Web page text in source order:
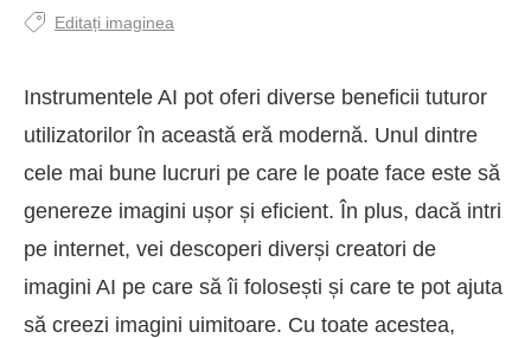
Editați imaginea
Instrumentele AI pot oferi diverse beneficii tuturor
utilizatorilor în această eră modernă. Unul dintre
cele mai bune lucruri pe care le poate face este să
genereze imagini ușor și eficient. În plus, dacă intri
pe internet, vei descoperi diverși creatori de
imagini AI pe care să îi folosești și care te pot ajuta
să creezi imagini uimitoare. Cu toate acestea,